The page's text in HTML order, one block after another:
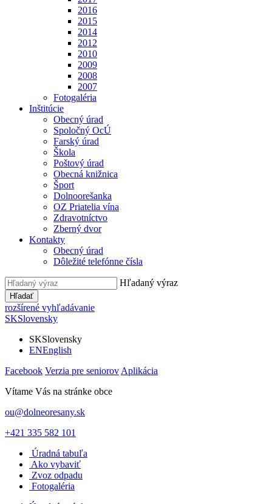
2016
2015
2014
2012
2010
2009
2008
2007
Fotogaléria
Inštitúcie
Obecný úrad
Spoločný OcÚ
Farský úrad
Škola
Poštový úrad
Obecná knižnica
Šport
Dolnoorešanka
OZ Priatelia vína
Zdravotníctvo
Zberný dvor
Kontakty
Obecný úrad
Dôležité telefónne čísla
Hľadaný výraz
Hľadať
rozšírené vyhľadávanie
SKSlovensky
SKSlovensky
ENEnglish
Facebook Verzia pre seniorov Aplikácia
Vítame Vás na stránke obce
ou@dolneoresany.sk
+421 335 582 101
Úradná tabuľa
Ako vybaviť
Zvoz odpadu
Fotogaléria